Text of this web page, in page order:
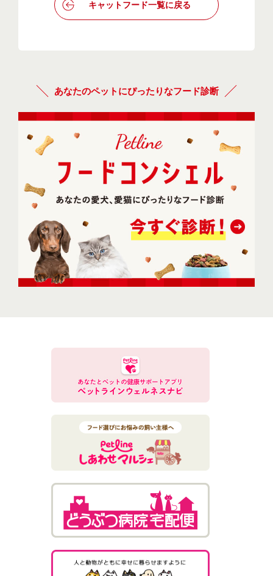
キャットフード一覧に戻る
あなたのペットにぴったりなフード診断